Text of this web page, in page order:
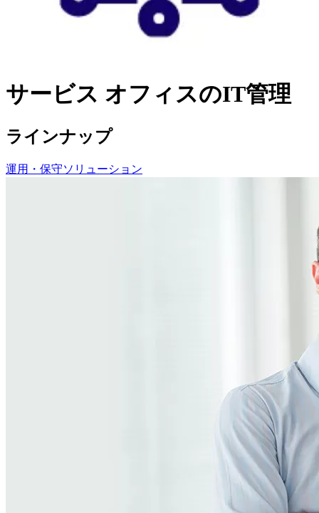
サービス オフィスのIT管理
ラインナップ
運用・保守ソリューション